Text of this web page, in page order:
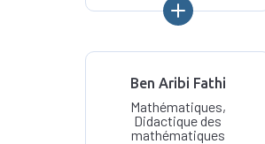
Ben Aribi Fathi
Mathématiques,
Didactique des
mathématiques